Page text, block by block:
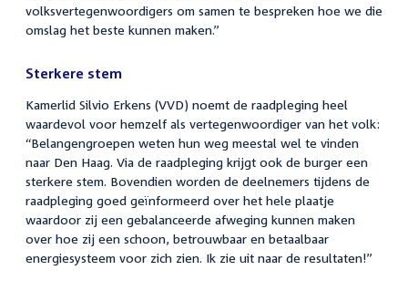
volksvertegenwoordigers om samen te bespreken hoe we die
omslag het beste kunnen maken.”
Sterkere stem
Kamerlid Silvio Erkens (VVD) noemt de raadpleging heel
waardevol voor hemzelf als vertegenwoordiger van het volk:
“Belangengroepen weten hun weg meestal wel te vinden
naar Den Haag. Via de raadpleging krijgt ook de burger een
sterkere stem. Bovendien worden de deelnemers tijdens de
raadpleging goed geïnformeerd over het hele plaatje
waardoor zij een gebalanceerde afweging kunnen maken
over hoe zij een schoon, betrouwbaar en betaalbaar
energiesysteem voor zich zien. Ik zie uit naar de resultaten!”